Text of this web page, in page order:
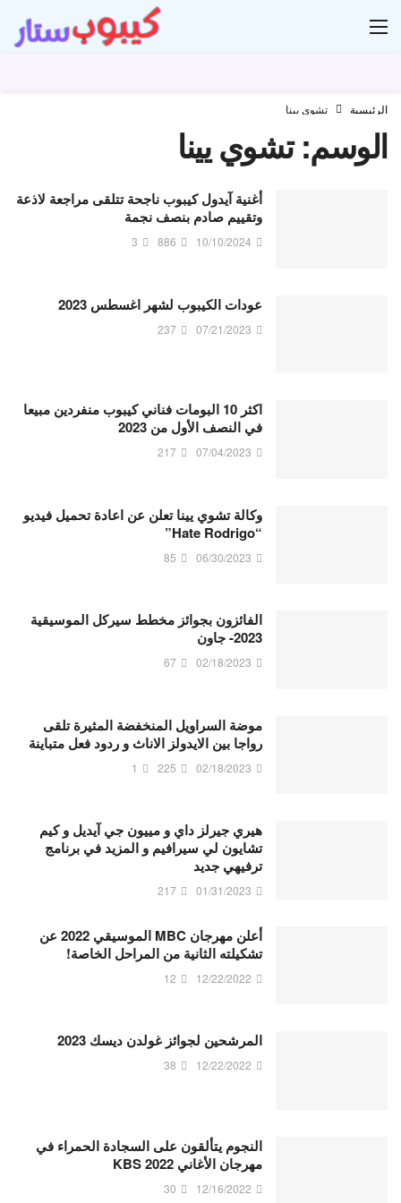
الرئيسية تشوي يينا
الوسم:تشوي يينا
أغنية آيدول كيبوب ناجحة تتلقى مراجعة لاذعة
وتقييم صادم بنصف نجمة
10/10/2024
886
3
عودات الكيبوب لشهر اغسطس 2023
07/21/2023
237
اكثر 10 البومات فناني كيبوب منفردين مبيعا
في النصف الأول من 2023
07/04/2023
217
وكالة تشوي يينا تعلن عن اعادة تحميل فيديو
“Hate Rodrigo”
06/30/2023
85
الفائزون بجوائز مخطط سيركل الموسيقية
2023- جاون
02/18/2023
67
موضة السراويل المنخفضة المثيرة تلقى
رواجا بين الايدولز الاناث و ردود فعل متباينة
02/18/2023
225
1
هيري جيرلز داي و مييون جي آيديل و كيم
تشايون لي سيرافيم و المزيد في برنامج
ترفيهي جديد
01/31/2023
217
أعلن مهرجان MBC الموسيقي 2022 عن
تشكيلته الثانية من المراحل الخاصة!
12/22/2022
12
المرشحين لجوائز غولدن ديسك 2023
12/22/2022
38
النجوم يتألقون على السجادة الحمراء في
مهرجان الأغاني KBS 2022
12/16/2022
30